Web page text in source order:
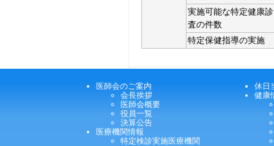
実施可能な特定健康診
査の件数
特定保健指導の実施
医師会のご案内
会長挨拶
医師会概要
役員一覧
決算公告
医療機関情報
特定検診実施医療機関
休日
健康